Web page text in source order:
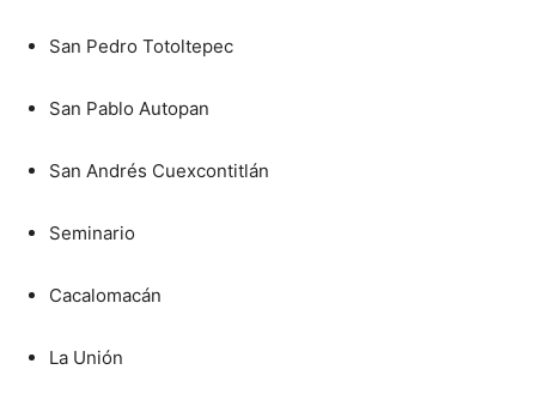
San Pedro Totoltepec
San Pablo Autopan
San Andrés Cuexcontitlán
Seminario
Cacalomacán
La Unión